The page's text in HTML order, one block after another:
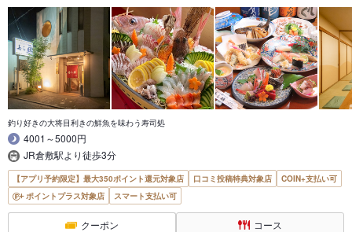
釣り好きの大将目利きの鮮魚を味わう寿司処
4001～5000円
JR倉敷駅より徒歩3分
【アプリ予約限定】最大350ポイント還元対象店 口コミ投稿特典対象店
COIN+支払い可
ポイントプラス対象店
スマート支払い可
クーポン コース